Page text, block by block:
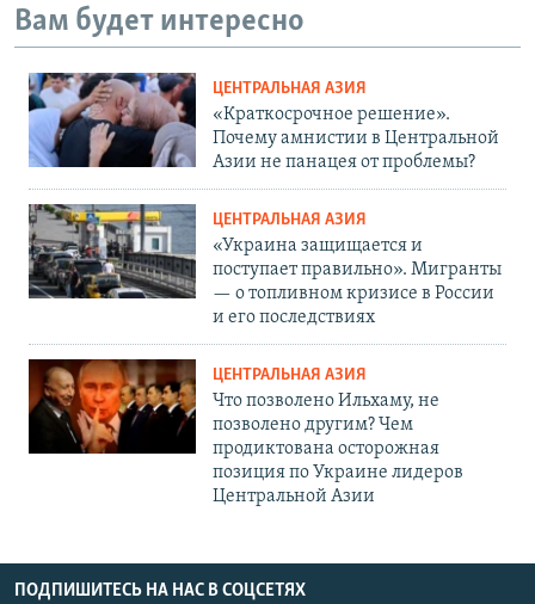
Вам будет интересно
ЦЕНТРАЛЬНАЯ АЗИЯ
«Краткосрочное решение».
Почему амнистии в Центральной
Азии не панацея от проблемы?
ЦЕНТРАЛЬНАЯ АЗИЯ
«Украина защищается и
поступает правильно». Мигранты
— о топливном кризисе в России
и его последствиях
ЦЕНТРАЛЬНАЯ АЗИЯ
Что позволено Ильхаму, не
позволено другим? Чем
продиктована осторожная
позиция по Украине лидеров
Центральной Азии
ПОДПИШИТЕСЬ НА НАС В СОЦСЕТЯХ